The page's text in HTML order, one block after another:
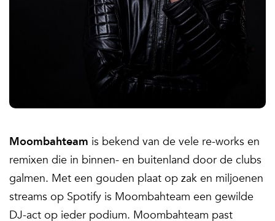
Moombahteam is bekend van de vele re-works en
remixen die in binnen- en buitenland door de clubs
galmen. Met een gouden plaat op zak en miljoenen
streams op Spotify is Moombahteam een gewilde
DJ-act op ieder podium. Moombahteam past